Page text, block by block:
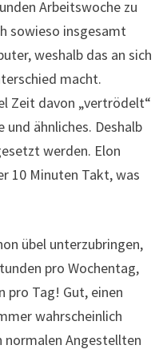
Arbeitswoche zu
sowieso insgesamt
weshalb das an sich
macht.
Zeit davon „vertrödelt“
und ähnliches. Deshalb
werden. Elon
10 Minuten Takt, was
übel unterzubringen,
pro Wochentag,
pro Tag! Gut, einen
wahrscheinlich
normalen Angestellten